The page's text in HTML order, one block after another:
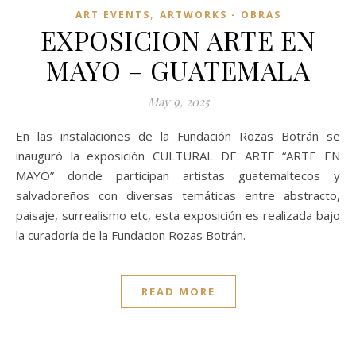
ART EVENTS, ARTWORKS - OBRAS
EXPOSICION ARTE EN
MAYO – GUATEMALA
May 9, 2025
En las instalaciones de la Fundación Rozas Botrán se
inauguró la exposición CULTURAL DE ARTE “ARTE EN
MAYO” donde participan artistas guatemaltecos y
salvadoreños con diversas temáticas entre abstracto,
paisaje, surrealismo etc, esta exposición es realizada bajo
la curadoría de la Fundacion Rozas Botrán.
READ MORE